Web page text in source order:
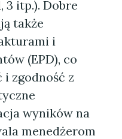
3 itp.). Dobre
także
i
(EPD), co
i zgodność z
wyników na
menedżerom